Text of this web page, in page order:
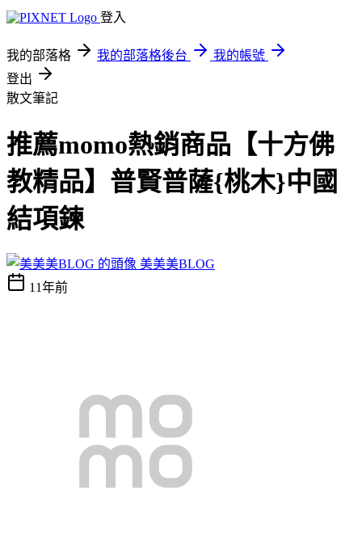
登入
我的部落格 我的部落格後台
我的帳號
登出
散文筆記
推薦momo熱銷商品【十方佛
教精品】普賢普薩{桃木}中國
結項鍊
美美美BLOG
11年前